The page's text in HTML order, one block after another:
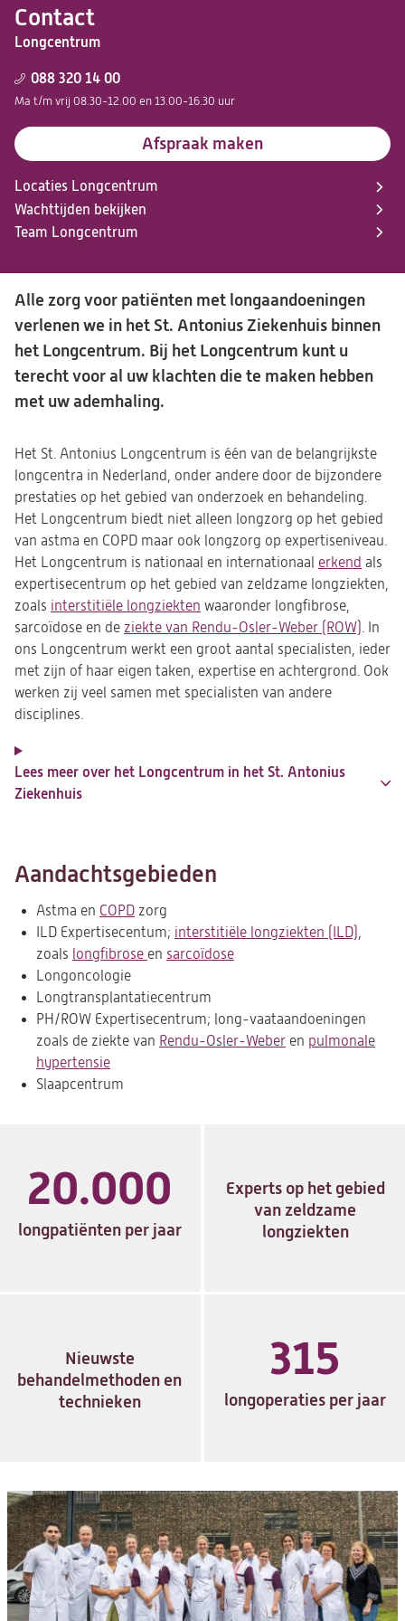
Contact
Longcentrum
088 320 14 00
Ma t/m vrij 08.30-12.00 en 13.00-16.30 uur
Afspraak maken
Locaties Longcentrum
Wachttijden bekijken
Team Longcentrum
Alle zorg voor patiënten met longaandoeningen
verlenen we in het St. Antonius Ziekenhuis binnen
het Longcentrum. Bij het Longcentrum kunt u
terecht voor al uw klachten die te maken hebben
met uw ademhaling.
Het St. Antonius Longcentrum is één van de belangrijkste
longcentra in Nederland, onder andere door de bijzondere
prestaties op het gebied van onderzoek en behandeling.
Het Longcentrum biedt niet alleen longzorg op het gebied
van astma en COPD maar ook longzorg op expertiseniveau.
Het Longcentrum is nationaal en internationaal erkend als
expertisecentrum op het gebied van zeldzame longziekten,
zoals interstitiële longziekten waaronder longfibrose,
sarcoïdose en de ziekte van Rendu-Osler-Weber (ROW) . In
ons Longcentrum werkt een groot aantal specialisten, ieder
met zijn of haar eigen taken, expertise en achtergrond. Ook
werken zij veel samen met specialisten van andere
disciplines.
Lees meer over het Longcentrum in het St. Antonius
Ziekenhuis
Aandachtsgebieden
Astma en COPD zorg
ILD Expertisecentum; interstitiële longziekten (ILD) ,
zoals longfibrose en sarcoïdose
Longoncologie
Longtransplantatiecentrum
PH/ROW Expertisecentrum; long-vaataandoeningen
zoals de ziekte van Rendu-Osler-Weber en pulmonale
hypertensie
Slaapcentrum
longpatiënten per jaar
20.000
Experts op het gebied
van zeldzame
longziekten
Nieuwste
behandelmethoden en
technieken
longoperaties per jaar
315